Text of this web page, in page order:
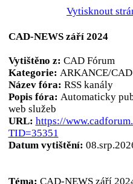
Vytisknout
CAD-NEWS září 2024
Vytištěno z: CAD Fórum
Kategorie: ARKANCE/
Název fóra: RSS kanály
Popis fóra: Automaticky
web služeb
URL: https://
TID=35351
Datum vytištění:
Téma: CAD-NEWS září